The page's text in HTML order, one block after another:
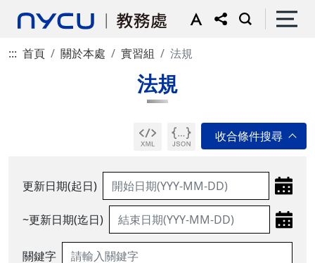
::: 首頁 關於本處 實習組 法規
法規
更新日期(起日)
~更新日期(迄日)
關鍵字